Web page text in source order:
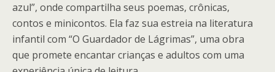
azul”, onde compartilha seus poemas, crônicas,
contos e minicontos. Ela faz sua estreia na literatura
infantil com “O Guardador de Lágrimas”, uma obra
que promete encantar crianças e adultos com uma